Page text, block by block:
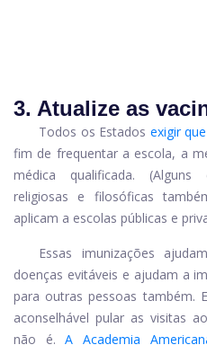
3. Atualize as
Todos os Estados exigir
fim de frequentar a escola, a
médica qualificada. (Alguns
religiosas e filosóficas
aplicam a escolas públicas e
Essas imunizações
doenças evitáveis ​​e ajudam a
para outras pessoas também.
aconselhável pular as visitas
não é. A Academia